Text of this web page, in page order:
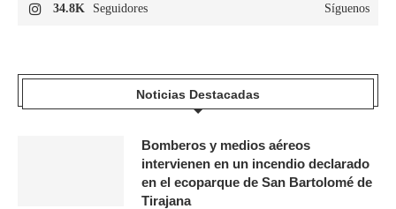
34.8K Seguidores Síguenos
Noticias Destacadas
Bomberos y medios aéreos
intervienen en un incendio declarado
en el ecoparque de San Bartolomé de
Tirajana